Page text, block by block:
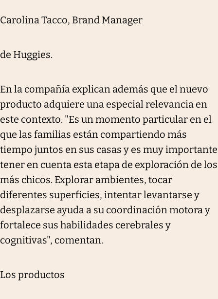
Carolina Tacco, Brand Manager
de Huggies.
En la compañía explican además que el nuevo
producto adquiere una especial relevancia en
este contexto. "Es un momento particular en el
que las familias están compartiendo más
tiempo juntos en sus casas y es muy importante
tener en cuenta esta etapa de exploración de los
más chicos. Explorar ambientes, tocar
diferentes superficies, intentar levantarse y
desplazarse ayuda a su coordinación motora y
fortalece sus habilidades cerebrales y
cognitivas", comentan.
Los productos